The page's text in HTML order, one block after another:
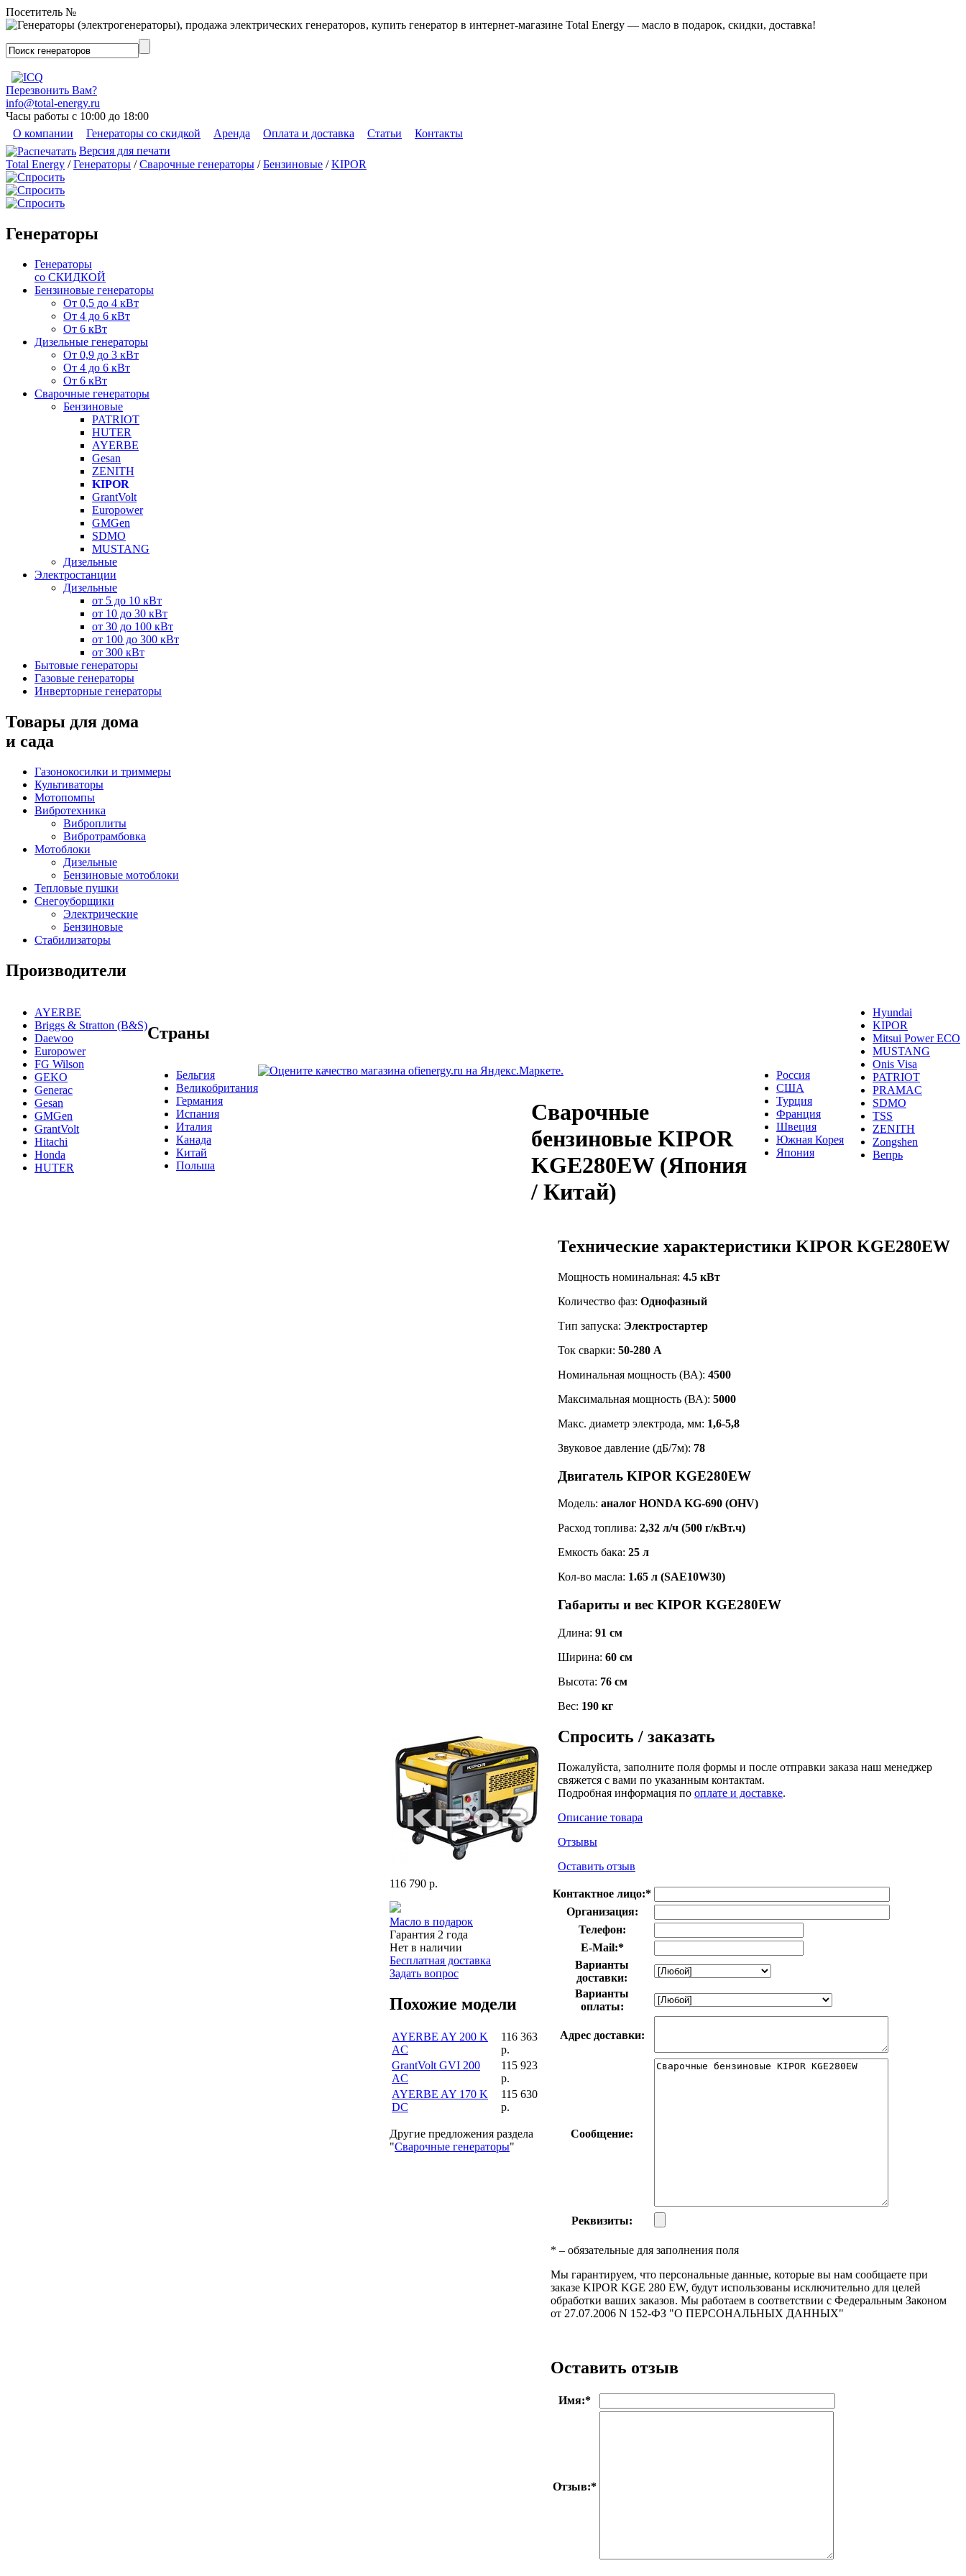
Посетитель №
Перезвонить Вам?
info@total-energy.ru
Часы работы с 10:00 до 18:00
О компании
Генераторы со скидкой Аренда Оплата и доставка Статьи
Контакты
Версия для печати
Total Energy /Генераторы /Сварочные генераторы /Бензиновые /KIPOR
Генераторы
Генераторы
со СКИДКОЙ
Бензиновые генераторы
От 0,5 до 4 кВт
От 4 до 6 кВт
От 6 кВт
Дизельные генераторы
От 0,9 до 3 кВт
От 4 до 6 кВт
От 6 кВт
Сварочные генераторы
Бензиновые
PATRIOT
HUTER
AYERBE
Gesan
ZENITH
KIPOR
GrantVolt
Europower
GMGen
SDMO
MUSTANG
Дизельные
Электростанции
Дизельные
от 5 до 10 кВт
от 10 до 30 кВт
от 30 до 100 кВт
от 100 до 300 кВт
от 300 кВт
Бытовые генераторы
Газовые генераторы
Инверторные генераторы
Товары для дома
и сада
Газонокосилки и триммеры
Культиваторы
Мотопомпы
Вибротехника
Виброплиты
Вибротрамбовка
Мотоблоки
Дизельные
Бензиновые мотоблоки
Тепловые пушки
Снегоуборщики
Электрические
Бензиновые
Стабилизаторы
Производители
AYERBE
Briggs & Stratton (B&S)
Daewoo
Europower
FG Wilson
GEKO
Generac
Gesan
GMGen
GrantVolt
Hitachi
Honda
HUTER
Hyundai
KIPOR
Mitsui Power ECO
MUSTANG
Onis Visa
PATRIOT
PRAMAC
SDMO
TSS
ZENITH
Zongshen
Вепрь
Страны
Бельгия
Великобритания
Германия
Испания
Италия
Канада
Китай
Польша
Россия
США
Турция
Франция
Швеция
Южная Корея
Япония
Сварочные
бензиновые KIPOR
KGE280EW (Япония
/ Китай)
116 790 р.
Масло в подарок
Гарантия 2 года
Нет в наличии
Бесплатная доставка
Задать вопрос
Похожие модели
AYERBE AY 200 K
AC
116 363
р.
GrantVolt GVI 200
AC
115 923
р.
AYERBE AY 170 K
DC
115 630
р.
Другие предложения раздела
"Сварочные генераторы"
Технические характеристики KIPOR KGE280EW
Мощность номинальная: 4.5 кВт
Количество фаз: Однофазный
Тип запуска: Электростартер
Ток сварки: 50-280 А
Номинальная мощность (ВА): 4500
Максимальная мощность (ВА): 5000
Макс. диаметр электрода, мм: 1,6-5,8
Звуковое давление (дБ/7м): 78
Двигатель KIPOR KGE280EW
Модель: аналог HONDA KG-690 (OHV)
Расход топлива: 2,32 л/ч (500 г/кВт.ч)
Емкость бака: 25 л
Кол-во масла: 1.65 л (SAE10W30)
Габариты и вес KIPOR KGE280EW
Длина: 91 см
Ширина: 60 см
Высота: 76 см
Вес: 190 кг
Спросить / заказать
Пожалуйста, заполните поля формы и после отправки заказа наш менеджер
свяжется с вами по указанным контактам.
Подробная информация по оплате и доставке.
Описание товара
Отзывы
Оставить отзыв
Контактное лицо:*
Организация:
Телефон:
E-Mail:*
Варианты
доставки:
Варианты
оплаты:
Адрес доставки:
Сообщение:
Реквизиты:
* – обязательные для заполнения поля
Мы гарантируем, что персональные данные, которые вы нам сообщаете при
заказе KIPOR KGE 280 EW, будут использованы исключительно для целей
обработки ваших заказов. Мы работаем в соответствии с Федеральным Законом
от 27.07.2006 N 152-ФЗ "О ПЕРСОНАЛЬНЫХ ДАННЫХ"
Оставить отзыв
Имя:*
Отзыв:*